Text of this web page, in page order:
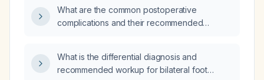
What are the common postoperative
complications and their recommended
What is the differential diagnosis and
recommended workup for bilateral foot